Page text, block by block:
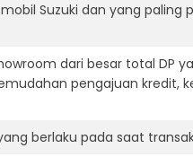
Suzuki dan yang paling
dari besar total DP
pengajuan kredit,
berlaku pada saat